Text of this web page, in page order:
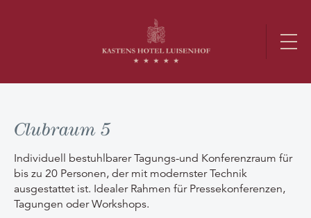
Clubraum 5
Individuell bestuhlbarer Tagungs-und Konferenzraum für
bis zu 20 Personen, der mit modernster Technik
ausgestattet ist. Idealer Rahmen für Pressekonferenzen,
Tagungen oder Workshops.